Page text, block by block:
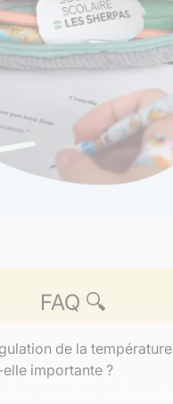
FAQ 🔍
de la température
importante ?